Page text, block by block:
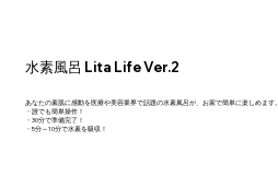
水素風呂 Lita Life Ver.2
あなたの素肌に感動を医療や美容業界で話題の水素風呂が、お家で簡単に楽しめます。
​・誰でも簡単操作！
・30分で準備完了！
​・5分～10分で水素を吸収！